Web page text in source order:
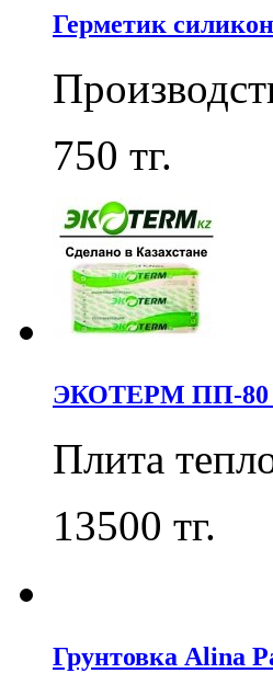
Герметик
750 тг.
ЭКОТЕРМ ПП-80
Плита
13500 тг.
Грунтовка Alina